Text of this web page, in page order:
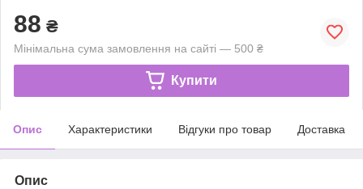
88 ₴
Мінімальна сума замовлення на сайті — 500 ₴
Купити
Опис Характеристики Відгуки про товар Доставка
Опис